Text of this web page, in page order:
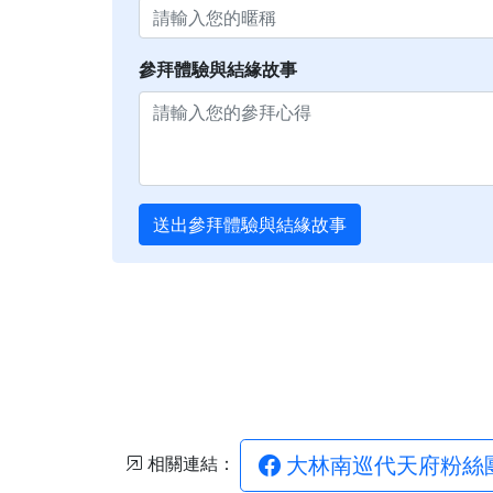
參拜體驗與結緣故事
送出參拜體驗與結緣故事
相關連結： 大林南巡代天府粉絲